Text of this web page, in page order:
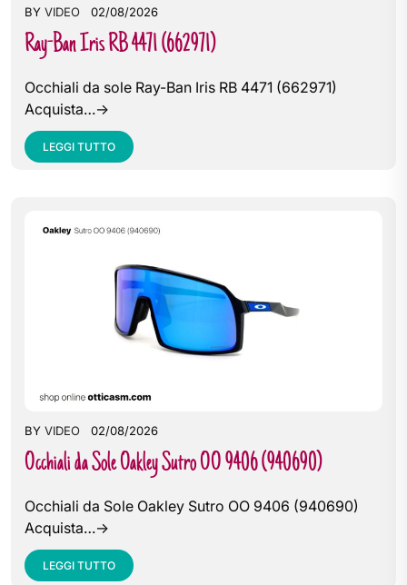
BY VIDEO 02/08/2026
Ray-Ban Iris RB 4471 (662971)
Occhiali da sole Ray-Ban Iris RB 4471 (662971)
Acquista…->
LEGGI TUTTO
BY VIDEO 02/08/2026
Occhiali da Sole Oakley Sutro OO 9406 (940690)
Occhiali da Sole Oakley Sutro OO 9406 (940690)
Acquista…->
LEGGI TUTTO